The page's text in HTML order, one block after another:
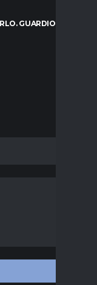
GUARDIOLA,